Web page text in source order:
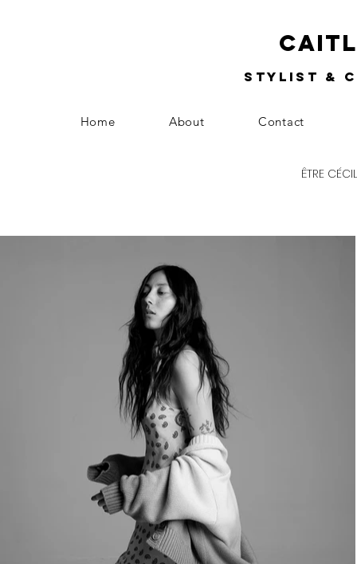
Stylist &
Home About Contact
ÊTRE